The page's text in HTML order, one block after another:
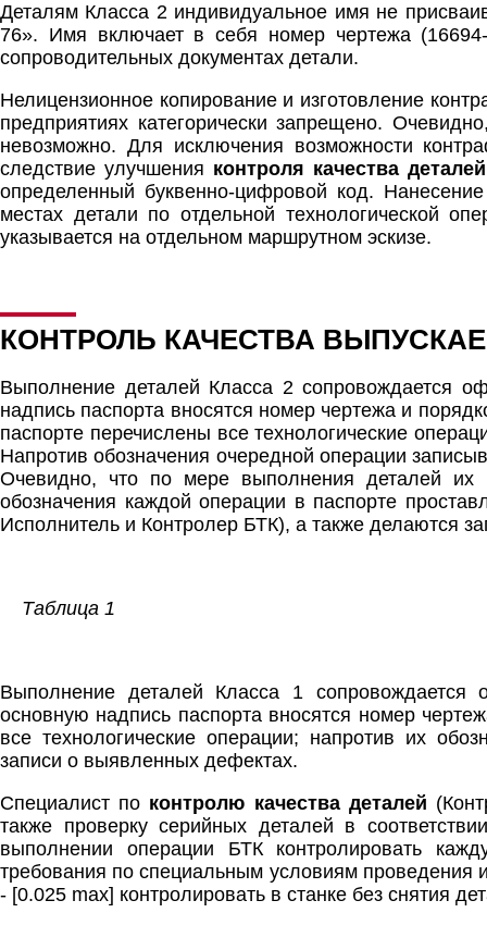
Деталям Класса 2 индивидуальное имя не
76». Имя включает в себя номер чертежа
сопроводительных документах детали.
Нелицензионное копирование и изготовление
предприятиях категорически запрещено.
невозможно. Для исключения возможности
следствие улучшения контроля качества деталей
определенный буквенно-цифровой код.
местах детали по отдельной технологической
указывается на отдельном маршрутном эскизе.
КОНТРОЛЬ КАЧЕСТВА
Выполнение деталей Класса 2 сопровождается
надпись паспорта вносятся номер чертежа и
паспорте перечислены все технологические
Напротив обозначения очередной операции
Очевидно, что по мере выполнения деталей их
обозначения каждой операции в паспорте
Исполнитель и Контролер БТК), а также делаются
Таблица 1
Выполнение деталей Класса 1 сопровождается
основную надпись паспорта вносятся номер
все технологические операции; напротив их
записи о выявленных дефектах.
Специалист по контролю качества деталей
также проверку серийных деталей в
выполнении операции БТК контролировать
требования по специальным условиям проведения
- [0.025 max] контролировать в станке без снятия